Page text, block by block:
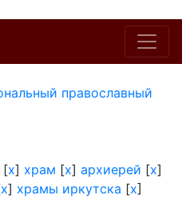
православный
[x] храм [x] архиерей [x]
x] храмы иркутска [x]